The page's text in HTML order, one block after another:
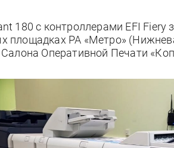
180 с контроллерами EFI
площадках РА «Метро»
Оперативной Печати